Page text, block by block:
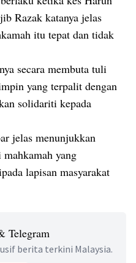
Razak katanya jelas
itu tepat dan tidak
secara membuta tuli
yang terpalit dengan
solidariti kepada
jelas menunjukkan
yang
lapisan masyarakat
Telegram
berita terkini Malaysia.